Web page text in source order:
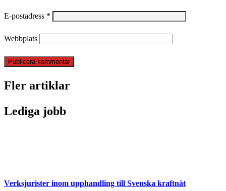
E-postadress *
Webbplats
Fler artiklar
Lediga jobb
Verksjurister inom upphandling till Svenska kraftnät